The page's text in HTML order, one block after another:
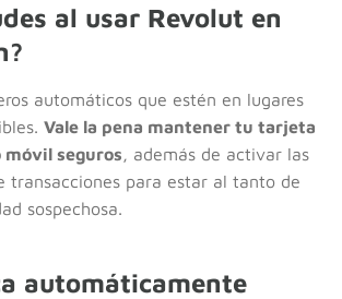
al usar Revolut en
automáticos que estén en lugares
Vale la pena mantener tu tarjeta
seguros, además de activar las
transacciones para estar al tanto de
sospechosa.
automáticamente